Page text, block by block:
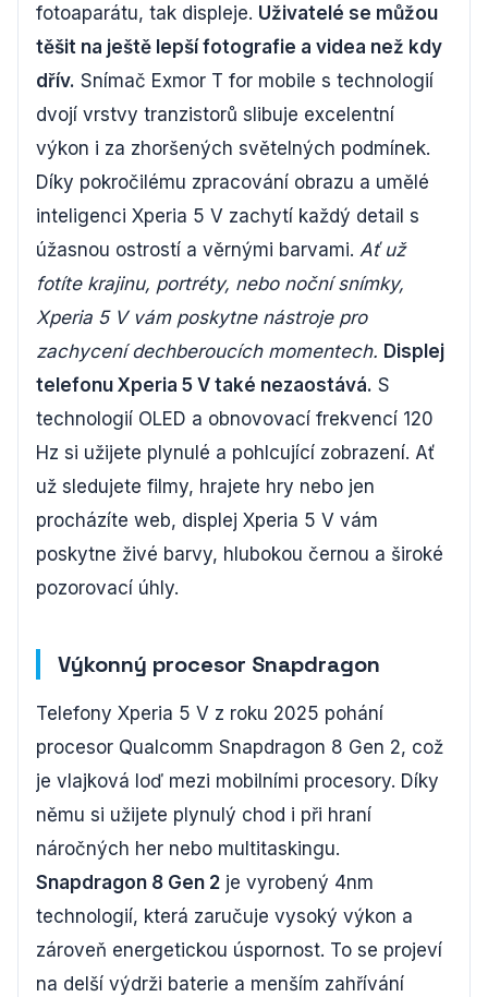
fotoaparátu, tak displeje. Uživatelé se můžou
těšit na ještě lepší fotografie a videa než kdy
dřív. Snímač Exmor T for mobile s technologií
dvojí vrstvy tranzistorů slibuje excelentní
výkon i za zhoršených světelných podmínek.
Díky pokročilému zpracování obrazu a umělé
inteligenci Xperia 5 V zachytí každý detail s
úžasnou ostrostí a věrnými barvami. Ať už
fotíte krajinu, portréty, nebo noční snímky,
Xperia 5 V vám poskytne nástroje pro
zachycení dechberoucích momentech. Displej
telefonu Xperia 5 V také nezaostává. S
technologií OLED a obnovovací frekvencí 120
Hz si užijete plynulé a pohlcující zobrazení. Ať
už sledujete filmy, hrajete hry nebo jen
procházíte web, displej Xperia 5 V vám
poskytne živé barvy, hlubokou černou a široké
pozorovací úhly.
Výkonný procesor Snapdragon
Telefony Xperia 5 V z roku 2025 pohání
procesor Qualcomm Snapdragon 8 Gen 2, což
je vlajková loď mezi mobilními procesory. Díky
němu si užijete plynulý chod i při hraní
náročných her nebo multitaskingu.
Snapdragon 8 Gen 2 je vyrobený 4nm
technologií, která zaručuje vysoký výkon a
zároveň energetickou úspornost. To se projeví
na delší výdrži baterie a menším zahřívání